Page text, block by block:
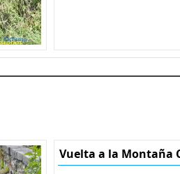
Vuelta a la Montaña